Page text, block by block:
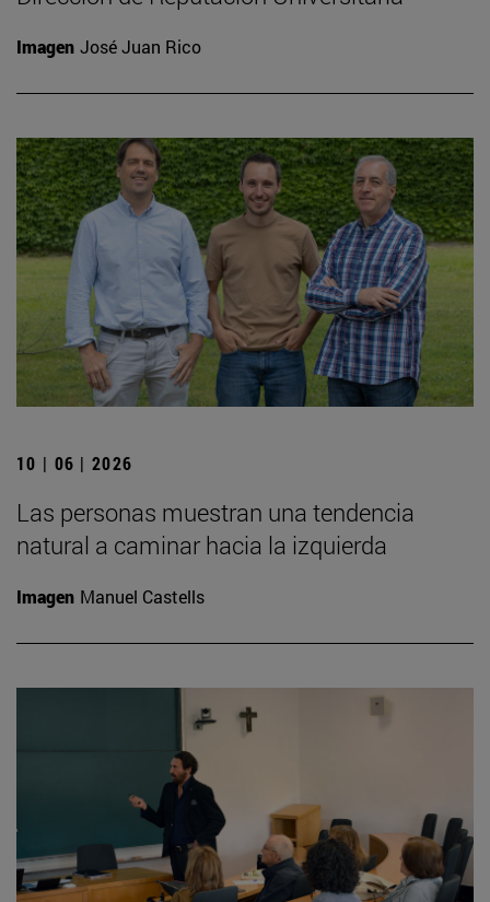
Imagen José Juan Rico
10 | 06 | 2026
Las personas muestran una tendencia
natural a caminar hacia la izquierda
Imagen Manuel Castells